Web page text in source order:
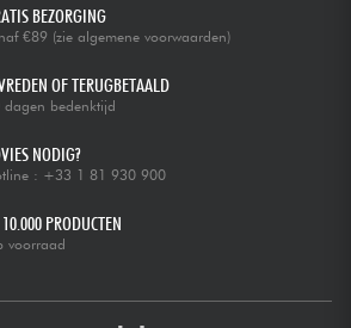
BEZORGING
€89 (zie algemene voorwaarden)
OF TERUGBETAALD
dagen bedenktijd
NODIG?
: +33 1 81 930 900
PRODUCTEN
voorraad